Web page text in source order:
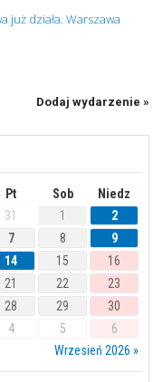
już działa. Warszawa
Dodaj wydarzenie »
Pt Sob
Niedz
31 1
2
7 8
9
14 15
16
21 22
23
28 29
30
4 5
6
Wrzesień 2026 »